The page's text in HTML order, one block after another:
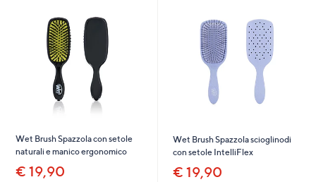
consultarli.
Wet Brush Spazzola con setole
naturali e manico ergonomico
€ 19,90
Wet Brush Spazzola scioglinodi
con setole IntelliFlex
€ 19,90